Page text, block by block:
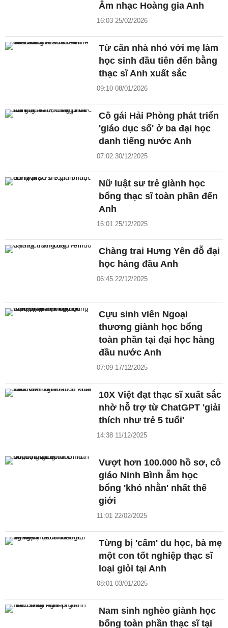
Âm nhạc Hoàng gia Anh
16:03 25/02/2026
Từ căn nhà nhỏ với mẹ làm
học sinh đầu tiên đến bằng
thạc sĩ Anh xuất sắc
09:10 08/01/2026
Cô gái Hải Phòng phát triển
'giáo dục số' ở ba đại học
danh tiếng nước Anh
07:02 30/12/2025
Nữ luật sư trẻ giành học
bổng thạc sĩ toàn phần đến
Anh
16:01 25/12/2025
Chàng trai Hưng Yên đỗ đại
học hàng đầu Anh
06:45 22/12/2025
Cựu sinh viên Ngoại
thương giành học bổng
toàn phần tại đại học hàng
đầu nước Anh
07:09 17/12/2025
10X Việt đạt thạc sĩ xuất sắc
nhờ hỗ trợ từ ChatGPT 'giải
thích như trẻ 5 tuổi'
14:38 11/12/2025
Vượt hơn 100.000 hồ sơ, cô
giáo Ninh Bình ẵm học
bổng 'khó nhằn' nhất thế
giới
11:01 22/02/2025
Từng bị 'cấm' du học, bà mẹ
một con tốt nghiệp thạc sĩ
loại giỏi tại Anh
08:01 03/01/2025
Nam sinh nghèo giành học
bổng toàn phần thạc sĩ tại